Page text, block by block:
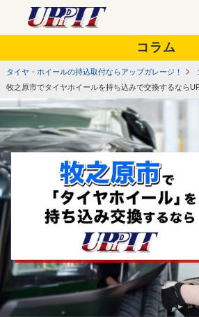
コラム
タイヤ・ホイールの持込取付ならアップガレージ！
牧之原市でタイヤホイールを持ち込みで交換するなら